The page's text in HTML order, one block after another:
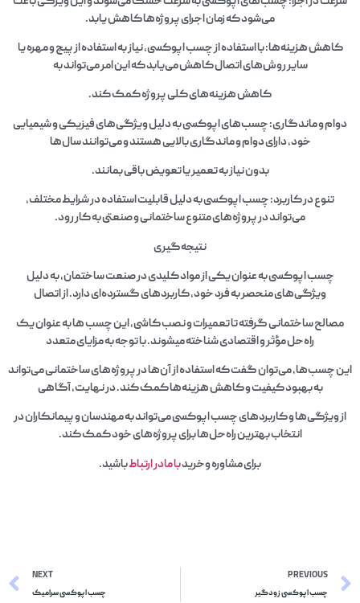
می‌شود که زمان اجرای پروژه‌ها کاهش یابد.
کاهش هزینه‌ها: با استفاده از چسب اپوکسی، نیاز به استفاده از پیچ و مهره یا
سایر روش‌های اتصال کاهش می‌یابد که این امر می‌تواند به
کاهش هزینه‌های کلی پروژه کمک کند.
دوام و ماندگاری: چسب‌های اپوکسی به دلیل ویژگی‌های فیزیکی و شیمیایی
خود، دارای دوام و ماندگاری بالایی هستند و می‌توانند سال‌ها
بدون نیاز به تعمیر یا تعویض باقی بمانند.
تنوع در کاربرد: چسب اپوکسی به دلیل قابلیت استفاده در شرایط مختلف،
می‌تواند در پروژه‌های متنوع ساختمانی و صنعتی به کار رود.
نتیجه‌گیری
چسب اپوکسی به عنوان یکی از مواد کلیدی در صنعت ساختمان، به دلیل
ویژگی‌های منحصر به فرد خود، کاربردهای گسترده‌ای دارد. از اتصال
مصالح ساختمانی گرفته تا تعمیرات و نصب کاشی، این چسب ها به عنوان یک
راه‌حل مؤثر و اقتصادی شناخته میشوند. با توجه به مزایای متعدد
این چسب‌ها، می‌توان گفت که استفاده از آن‌ها در پروژه‌های ساختمانی می‌تواند
به بهبود کیفیت و کاهش هزینه‌ها کمک کند. در نهایت، آگاهی
از ویژگی‌ها و کاربردهای چسب اپوکسی می‌تواند به مهندسان و پیمانکاران در
انتخاب بهترین راه‌حل‌ها برای پروژه‌های خود کمک کند.
برای مشاوره وخریدبا مادر ارتباطباشید.
PREVIOUS
چسب اپوکسی زودگیر
NEXT
چسب اپوکسی سرامیک